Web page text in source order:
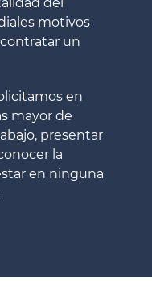
del
motivos
un
en
mayor de
presentar
la
en ninguna